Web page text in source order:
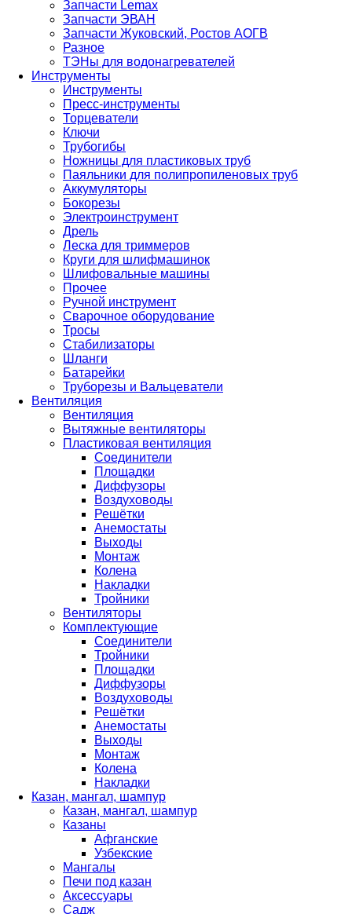
Запчасти Lemax
Запчасти ЭВАН
Запчасти Жуковский, Ростов АОГВ
Разное
ТЭНы для водонагревателей
Инструменты
Инструменты
Пресс-инструменты
Торцеватели
Ключи
Трубогибы
Ножницы для пластиковых труб
Паяльники для полипропиленовых труб
Аккумуляторы
Бокорезы
Электроинструмент
Дрель
Леска для триммеров
Круги для шлифмашинок
Шлифовальные машины
Прочее
Ручной инструмент
Сварочное оборудование
Тросы
Стабилизаторы
Шланги
Батарейки
Труборезы и Вальцеватели
Вентиляция
Вентиляция
Вытяжные вентиляторы
Пластиковая вентиляция
Соединители
Площадки
Диффузоры
Воздуховоды
Решётки
Анемостаты
Выходы
Монтаж
Колена
Накладки
Тройники
Вентиляторы
Комплектующие
Соединители
Тройники
Площадки
Диффузоры
Воздуховоды
Решётки
Анемостаты
Выходы
Монтаж
Колена
Накладки
Казан, мангал, шампур
Казан, мангал, шампур
Казаны
Афганские
Узбекские
Мангалы
Печи под казан
Аксессуары
Садж